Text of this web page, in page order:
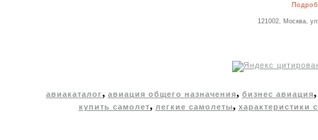
121002, Москва,
авиакаталог, авиация общего назначения, бизнес авиация
купить самолет, легкие самолеты, характеристики